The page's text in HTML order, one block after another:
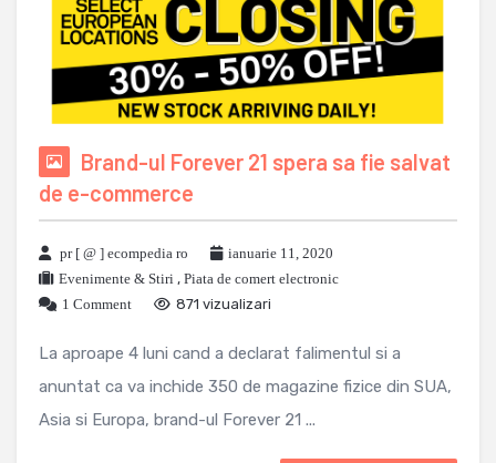
Brand-ul Forever 21 spera sa fie salvat
de e-commerce
pr [ @ ] ecompedia ro
ianuarie 11, 2020
Evenimente & Stiri , Piata de comert electronic
1 Comment
871 vizualizari
La aproape 4 luni cand a declarat falimentul si a
anuntat ca va inchide 350 de magazine fizice din SUA,
Asia si Europa, brand-ul Forever 21 ...